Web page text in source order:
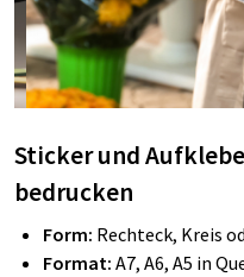
Sticker und
bedrucken
Form: Rechteck, Kreis
Format: A7, A6, A5 in